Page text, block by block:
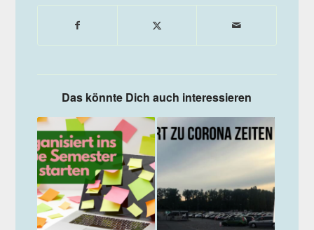
Das könnte Dich auch interessieren